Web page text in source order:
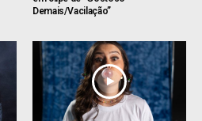
Demais/Vacilação”